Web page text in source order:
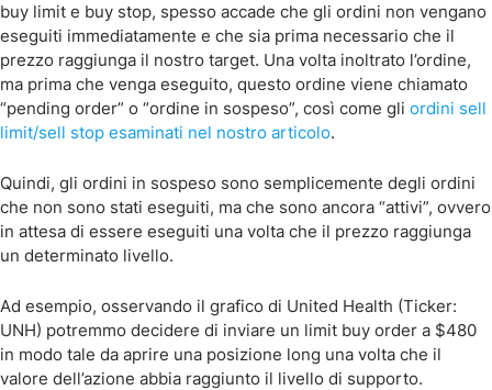
buy limit e buy stop, spesso accade che gli ordini non vengano
eseguiti immediatamente e che sia prima necessario che il
prezzo raggiunga il nostro target. Una volta inoltrato l’ordine,
ma prima che venga eseguito, questo ordine viene chiamato
“pending order” o “ordine in sospeso”, così come gli ordini sell
limit/sell stop esaminati nel nostro articolo.
Quindi, gli ordini in sospeso sono semplicemente degli ordini
che non sono stati eseguiti, ma che sono ancora “attivi”, ovvero
in attesa di essere eseguiti una volta che il prezzo raggiunga
un determinato livello.
Ad esempio, osservando il grafico di United Health (Ticker:
UNH) potremmo decidere di inviare un limit buy order a $480
in modo tale da aprire una posizione long una volta che il
valore dell’azione abbia raggiunto il livello di supporto.